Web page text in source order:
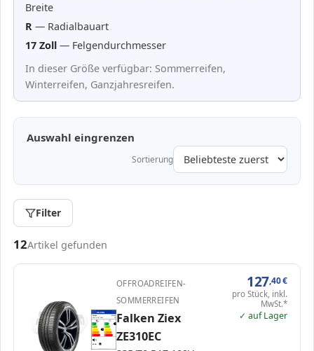
Breite
R — Radialbauart
17 Zoll — Felgendurchmesser
In dieser Größe verfügbar: Sommerreifen,
Winterreifen, Ganzjahresreifen.
Auswahl eingrenzen
Sortierung
Filter
Passende Reifen in 235/70 R17
12Artikel gefunden
ENERG 601711
Falken 330494
235/70 R17 109V C1
A
B
C C
D
E
A A
B
C
D
E
69 dB
OFFROADREIFEN-
SOMMERREIFEN
Falken Ziex
ZE310EC
127,40€
pro Stück, inkl.
MwSt.*
✓ auf Lager